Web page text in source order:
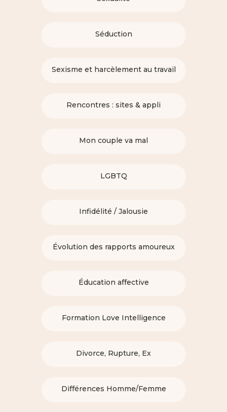
Séduction
Sexisme et harcèlement au travail
Rencontres : sites & appli
Mon couple va mal
LGBTQ
Infidélité / Jalousie
Évolution des rapports amoureux
Éducation affective
Formation Love Intelligence
Divorce, Rupture, Ex
Différences Homme/Femme